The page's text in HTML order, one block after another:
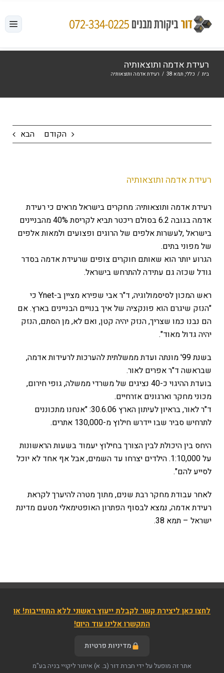
לתוכן
רעידת אדמה ותוצאותיה
בית / כללי, תמא 38 / רעידת אדמה ותוצאותיה
הקודם הבא
רעידת אדמה ותוצאותיה
רעידת אדמה ותוצאותיה: מחקרים בישראל מראים כי רעידת
אדמה בגובה 6.2 בסולם ריכטר תביא לקריסת 40% מהבניינים
בישראל ,לעשרות אלפים של הרוגים ופצועים ולמאות אלפים
של מפוני בתים.
הגרוע יותר הוא שאותם חוקרים צופים שרעידת אדמה בסדר
גודל שכזה גם עתידה להתרחש בישראל.
ראש המכון לסיסמולוגיה, ד"ר אבי שפירא מציין ב-Ynet כי
"הנזק שיגרם הוא פונקציה של איך בנויים הבניינים בארץ. אם
הם נבנו כמו שצריך, הנזק יהיה קטן, ואם לא, מן הסתם, הנזק
יהיה גדול מאוד".
בשנת 99' מונתה ועדת ממשלתית להערכות לרעידות אדמה,
שבראשה ד"ר אפרים לאור.
בועדת ההיגוי כ-40 נציגים של משרדי ממשלה, גופי חירום,
מכוני מחקר וארגונים אזרחיים.
ד"ר לאור, בראיון לעיתון הארץ 30.6.06: "אנחנו מתכוננים
לתרחיש סביר שבו יידרש חילוץ מ-130,000 אתרים.
היחס בין היכולת לבין הצורך בחילוץ יעמוד בשעות הראשונות
על 1:10,000. הילדים יצרחו עד השמים, אבל אף אחד לא יוכל
לסייע להם".
לאחר עבודת מחקר רבת שנים, מתוך מטרה להיערך לקראת
רעידת אדמה, נמצא לבסוף הפתרון האופטימאלי מטעם מדינת
ישראל – תמא 38.
לחצו כאן ליצירת קשר לקבלת ייעוץ ראשוני ללא התחייבות! או
התקשרו אלינו עוד היום!
מדיניות פרטיות
אתר זה מופעל על ידי חברת דור (ב. א) איתור ליקויי בניה בע"מ